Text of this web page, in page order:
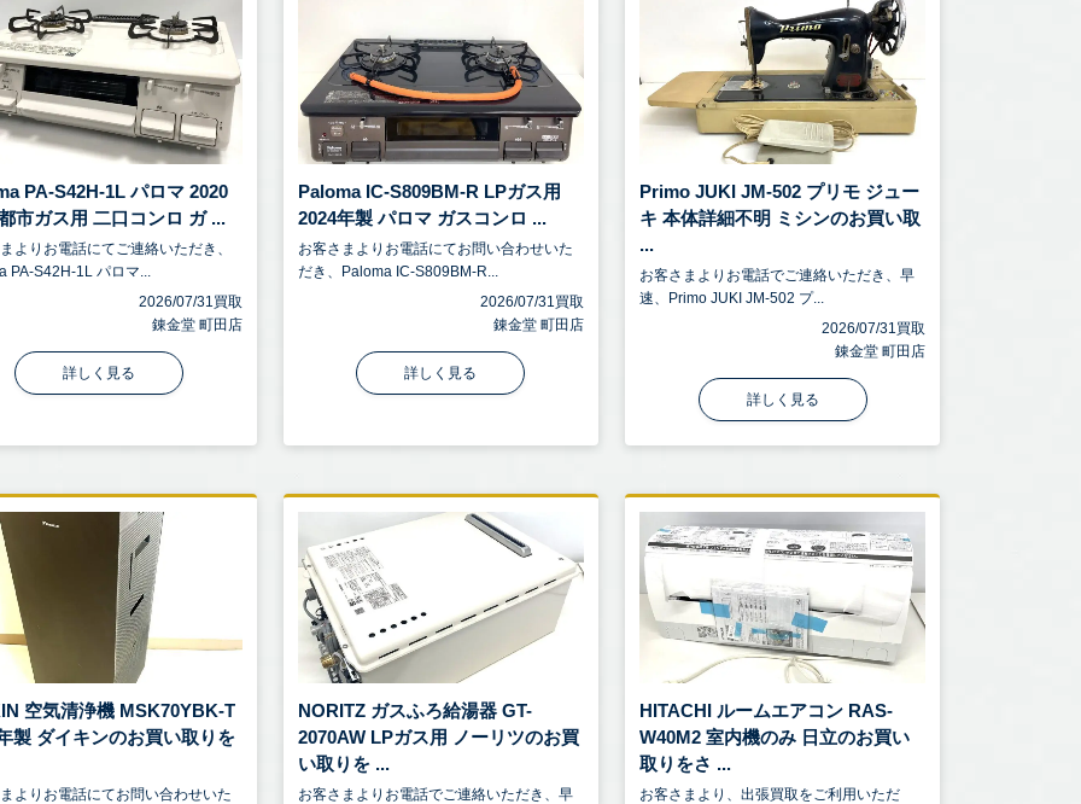
PA-S42H-1L パロマ 2020
市ガス用 二口コンロ ガ ...
よりお電話にてご連絡いただき、
PA-S42H-1L パロマ...
2026/07/31買取
錬金堂 町田店
詳しく見る
Paloma IC-S809BM-R LPガス用
2024年製 パロマ ガスコンロ ...
お客さまよりお電話にてお問い合わせいた
だき、Paloma IC-S809BM-R...
2026/07/31買取
錬金堂 町田店
詳しく見る
Primo JUKI JM-502 プリモ ジュー
キ 本体詳細不明 ミシンのお買い取
...
お客さまよりお電話でご連絡いただき、早
速、Primo JUKI JM-502 プ...
2026/07/31買取
錬金堂 町田店
詳しく見る
空気清浄機 MSK70YBK-T
製 ダイキンのお買い取りを
よりお電話にてお問い合わせいた
NORITZ ガスふろ給湯器 GT-
2070AW LPガス用 ノーリツのお買
い取りを ...
お客さまよりお電話でご連絡いただき、早
HITACHI ルームエアコン RAS-
W40M2 室内機のみ 日立のお買い
取りをさ ...
お客さまより、出張買取をご利用いただ